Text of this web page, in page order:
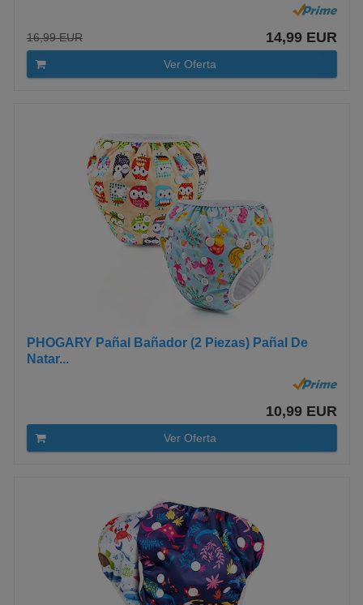
16,99 EUR 14,99 EUR
Ver Oferta
PHOGARY Pañal Bañador (2 Piezas) Pañal De
Natar...
10,99 EUR
Ver Oferta